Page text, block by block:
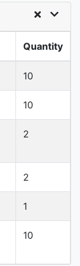
Quantity
10
10
2
2
1
10